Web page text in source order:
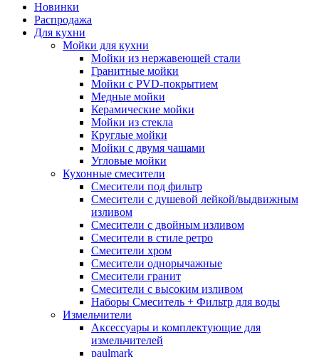
Новинки
Распродажа
Для кухни
Мойки для кухни
Мойки из нержавеющей стали
Гранитные мойки
Мойки с PVD-покрытием
Медные мойки
Керамические мойки
Мойки из стекла
Круглые мойки
Мойки с двумя чашами
Угловые мойки
Кухонные смесители
Смесители под фильтр
Смесители с душевой лейкой/выдвижным
изливом
Смесители с двойным изливом
Смесители в стиле ретро
Смесители хром
Смесители однорычажные
Смесители гранит
Смесители с высоким изливом
Наборы Смеситель + Фильтр для воды
Измельчители
Аксессуары и комплектующие для
измельчителей
paulmark